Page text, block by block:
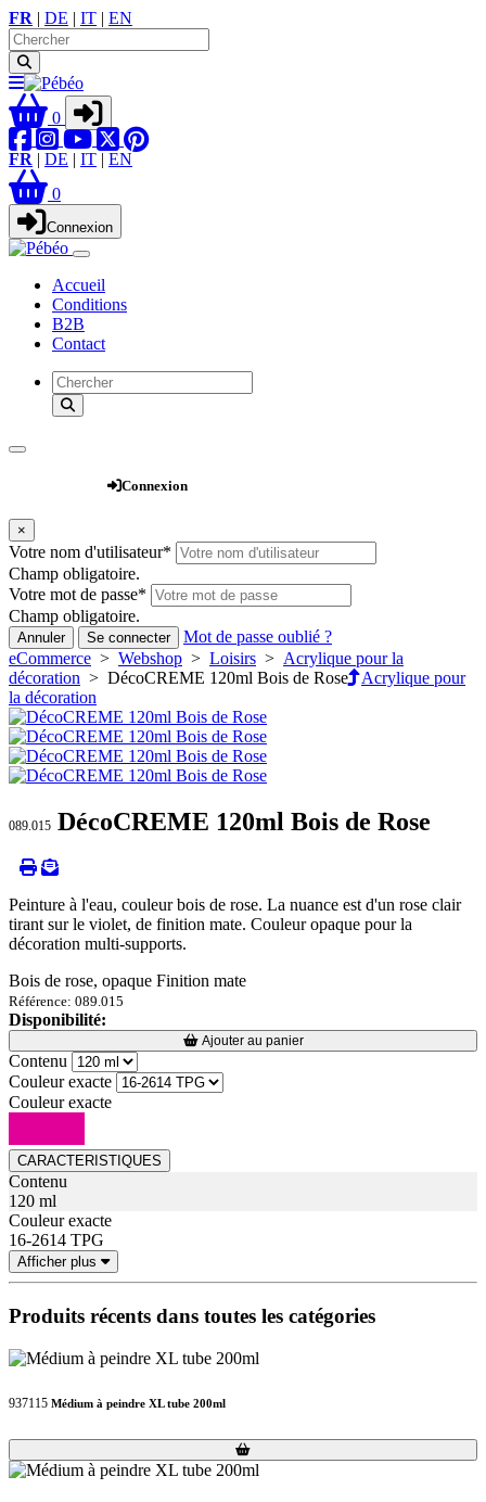
FR | DE | IT | EN
0
FR | DE | IT | EN
0
Connexion
Accueil
Conditions
B2B
Contact
Connexion
×
Votre nom d'utilisateur*
Champ obligatoire.
Votre mot de passe*
Champ obligatoire.
Annuler Se connecter
Mot de passe oublié ?
eCommerce > Webshop > Loisirs > Acrylique pour la
décoration > DécoCREME 120ml Bois de Rose
Acrylique pour
la décoration
089.015 DécoCREME 120ml Bois de Rose
Peinture à l'eau, couleur bois de rose. La nuance est d'un rose clair
tirant sur le violet, de finition mate. Couleur opaque pour la
décoration multi-supports.
Bois de rose, opaque Finition mate
Référence: 089.015
Disponibilité:
Loading...
Loading... Ajouter au panier
Contenu
Couleur exacte
Couleur exacte
CARACTERISTIQUES
Contenu
120 ml
Couleur exacte
16-2614 TPG
Afficher plus
Produits récents dans toutes les catégories
937115 Médium à peindre XL tube 200ml
Loading...
Loading...